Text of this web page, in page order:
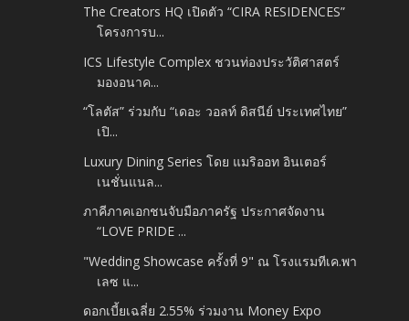
The Creators HQ เปิดตัว “CIRA RESIDENCES”
โครงการบ...
ICS Lifestyle Complex ชวนท่องประวัติศาสตร์
มองอนาค...
“โลตัส” ร่วมกับ “เดอะ วอลท์ ดิสนีย์ ประเทศไทย”
เปิ...
Luxury Dining Series โดย แมริออท อินเตอร์
เนชั่นแนล...
ภาคีภาคเอกชนจับมือภาครัฐ ประกาศจัดงาน
“LOVE PRIDE ...
"Wedding Showcase ครั้งที่ 9" ณ โรงแรมทีเค.พา
เลซ แ...
ดอกเบี้ยเฉลี่ย 2.55% ร่วมงาน Money Expo